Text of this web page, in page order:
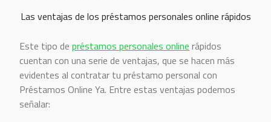
Las ventajas de los préstamos personales online rápidos
Este tipo de préstamos personales online rápidos
cuentan con una serie de ventajas, que se hacen más
evidentes al contratar tu préstamo personal con
Préstamos Online Ya. Entre estas ventajas podemos
señalar: